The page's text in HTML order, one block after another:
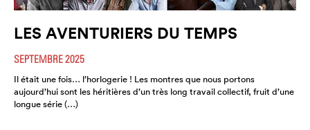
LES AVENTURIERS DU TEMPS
SEPTEMBRE 2025
Il était une fois… l’horlogerie ! Les montres que nous portons
aujourd’hui sont les héritières d’un très long travail collectif, fruit d’une
longue série (…)